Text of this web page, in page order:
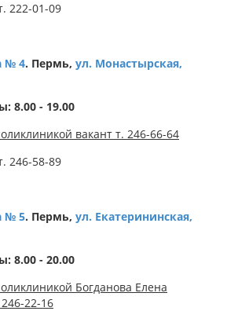
222-01-09
№ 4. Пермь, ул. Монастырская,
8.00 - 19.00
вакант т. 246-66-64
246-58-89
№ 5. Пермь, ул. Екатерининская,
8.00 - 20.00
Богданова Елена
22-16